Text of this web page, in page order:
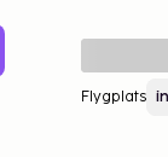
Flygplats